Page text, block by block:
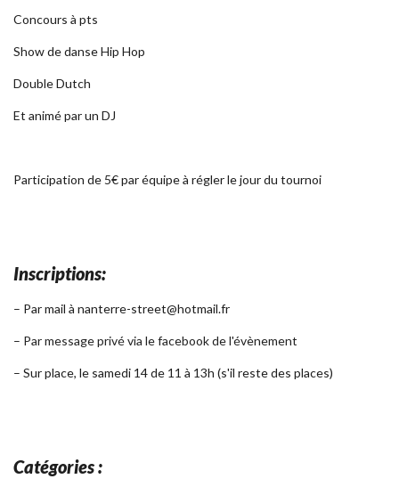
Concours à pts
Show de danse Hip Hop
Double Dutch
Et animé par un DJ
Participation de 5€ par équipe à régler le jour du tournoi
Inscriptions:
– Par mail à nanterre-street@hotmail.fr
– Par message privé via le facebook de l'évènement
– Sur place, le samedi 14 de 11 à 13h (s'il reste des places)
Catégories :